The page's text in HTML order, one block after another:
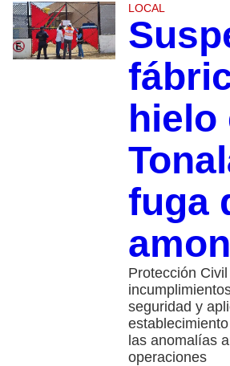
LOCAL
hielo
fuga
Protección
seguridad y
las anomalías
operaciones